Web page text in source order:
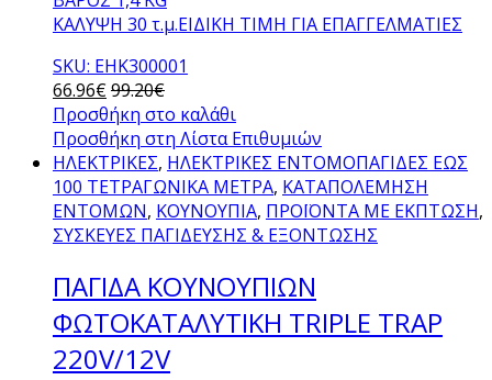
ΚΑΛΥΨΗ 30 τ.μ.ΕΙΔΙΚΗ ΤΙΜΗ ΓΙΑ ΕΠΑΓΓΕΛΜΑΤΙΕΣ
SKU: EHK300001
66.96€99.20€
Προσθήκη στο καλάθι
Προσθήκη στη Λίστα Επιθυμιών
ΗΛΕΚΤΡΙΚΕΣ, ΗΛΕΚΤΡΙΚΕΣ ΕΝΤΟΜΟΠΑΓΙΔΕΣ ΕΩΣ
100 ΤΕΤΡΑΓΩΝΙΚΑ ΜΕΤΡΑ, ΚΑΤΑΠΟΛΕΜΗΣΗ
ΕΝΤΟΜΩΝ, ΚΟΥΝΟΥΠΙΑ, ΠΡΟΪΟΝΤΑ ΜΕ ΕΚΠΤΩΣΗ,
ΣΥΣΚΕΥΕΣ ΠΑΓΙΔΕΥΣΗΣ & ΕΞΟΝΤΩΣΗΣ
ΠΑΓΙΔΑ ΚΟΥΝΟΥΠΙΩΝ
ΦΩΤΟΚΑΤΑΛΥΤΙΚΗ TRIPLE TRAP
220V/12V